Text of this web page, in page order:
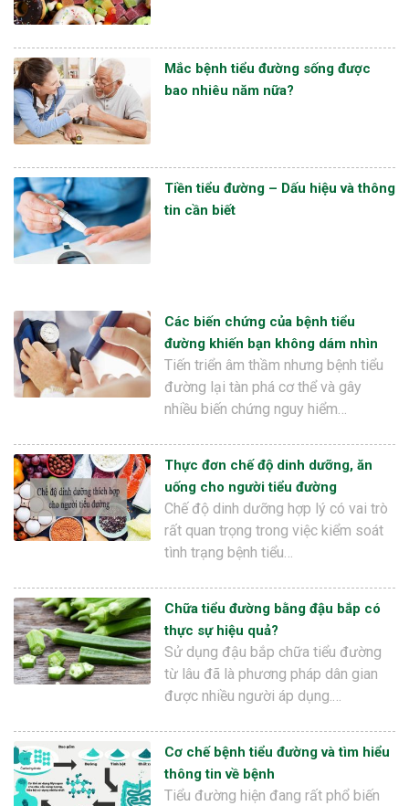
Mắc bệnh tiểu đường sống được
bao nhiêu năm nữa?
Tiền tiểu đường – Dấu hiệu và thông
tin cần biết
Các biến chứng của bệnh tiểu
đường khiến bạn không dám nhìn
Tiến triển âm thầm nhưng bệnh tiểu
đường lại tàn phá cơ thể và gây
nhiều biến chứng nguy hiểm…
Thực đơn chế độ dinh dưỡng, ăn
uống cho người tiểu đường
Chế độ dinh dưỡng hợp lý có vai trò
rất quan trọng trong việc kiểm soát
tình trạng bệnh tiểu…
Chữa tiểu đường bằng đậu bắp có
thực sự hiệu quả?
Sử dụng đậu bắp chữa tiểu đường
từ lâu đã là phương pháp dân gian
được nhiều người áp dụng.…
Cơ chế bệnh tiểu đường và tìm hiểu
thông tin về bệnh
Tiểu đường hiện đang rất phổ biến